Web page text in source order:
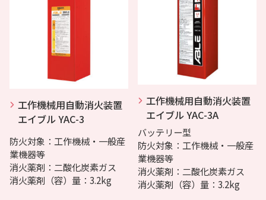
工作機械用自動消火装置
エイブル YAC-3
防火対象：工作機械・一般産
業機器等
消火薬剤：二酸化炭素ガス
消火薬剤（容）量：3.2kg
工作機械用自動消火装置
エイブル YAC-3A
バッテリー型
防火対象：工作機械・一般産
業機器等
消火薬剤：二酸化炭素ガス
消火薬剤（容）量：3.2kg